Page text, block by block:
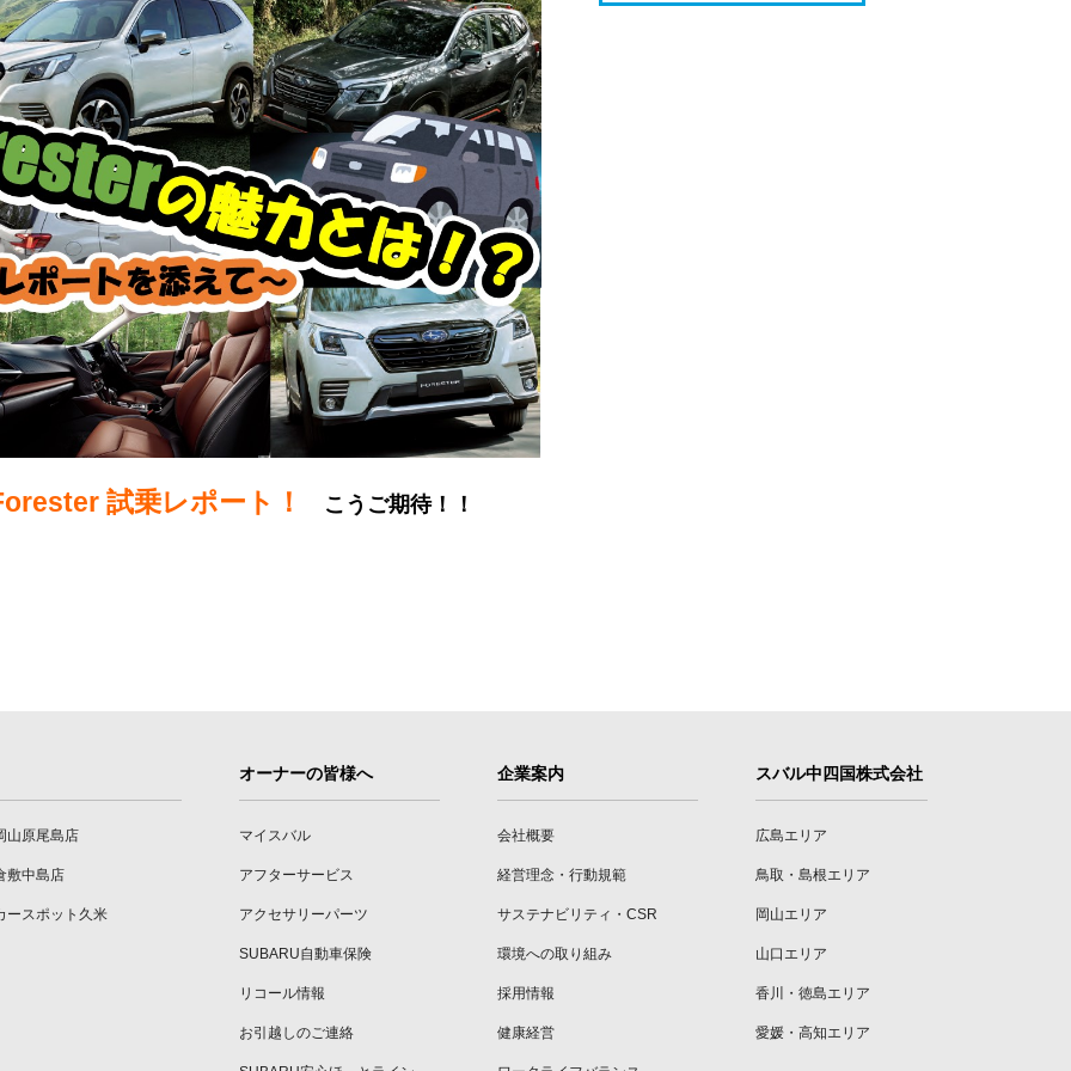
試乗レポート！ こうご期待！！
山原尾島店
敷中島店
ースポット久米
オーナーの皆様へ
マイスバル
アフターサービス
アクセサリーパーツ
SUBARU自動車保険
リコール情報
お引越しのご連絡
企業案内
会社概要
経営理念・行動規範
サステナビリティ・CSR
環境への取り組み
採用情報
健康経営
スバル中四国株式会社
広島エリア
鳥取・島根エリア
岡山エリア
山口エリア
香川・徳島エリア
愛媛・高知エリア